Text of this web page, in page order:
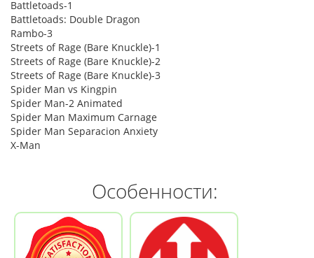
Battletoads-1
Battletoads: Double Dragon
Rambo-3
Streets of Rage (Bare Knuckle)-1
Streets of Rage (Bare Knuckle)-2
Streets of Rage (Bare Knuckle)-3
Spider Man vs Kingpin
Spider Man-2 Animated
Spider Man Maximum Carnage
Spider Man Separacion Anxiety
X-Man
Особенности: